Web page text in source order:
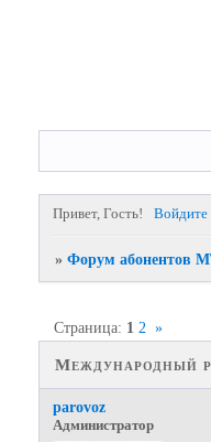
Привет, Гость! Войдите
» Форум абонентов
Международный
Страница: 1 2 »
parovoz
Администратор